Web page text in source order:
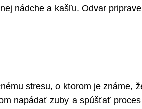
nádche a kašľu. Odvar
stresu, o ktorom je známe,
napádať zuby a spúšťať